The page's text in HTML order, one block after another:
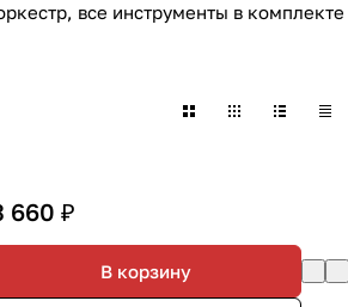
все инструменты в комплекте
660 ₽
В корзину